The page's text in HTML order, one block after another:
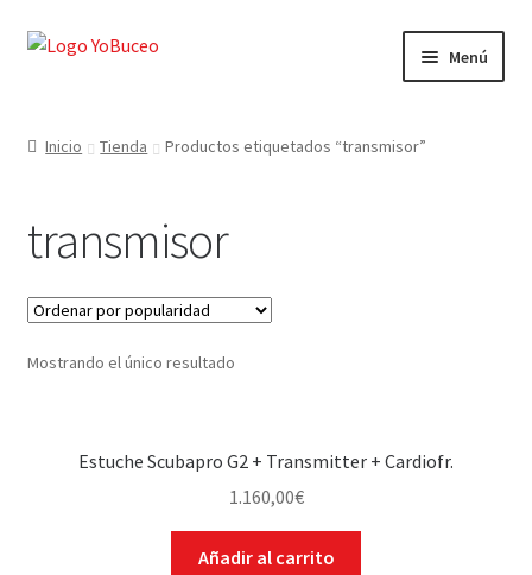
Ir
Ir
Menú
VIAJES Y ACTIVIDADES
OFERTAS LAST MINUTE
SEGUROS DE BUCEO
Inicio Tienda Productos etiquetados “transmisor”
transmisor
Mostrando el único resultado
Estuche Scubapro G2 + Transmitter + Cardiofr.
1.160,00€
Añadir al carrito